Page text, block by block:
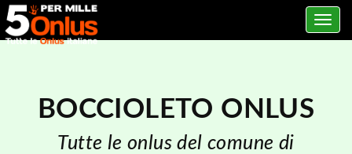
Toggle
BOCCIOLETO ONLUS
Tutte le onlus del comune di